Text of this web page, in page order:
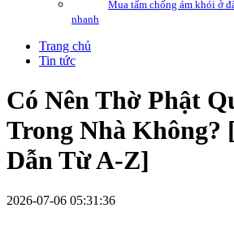
Mua tấm chống ám khói ở
nhanh
Trang chủ
Tin tức
Có Nên Thờ Phật
Trong Nhà Không?
Dẫn Từ A-Z]
2026-07-06 05:31:36